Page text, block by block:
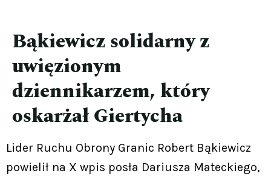
Bąkiewicz solidarny z
uwięzionym
dziennikarzem, który
oskarżał Giertycha
Lider Ruchu Obrony Granic Robert Bąkiewicz
powielił na X wpis posła Dariusza Mateckiego,